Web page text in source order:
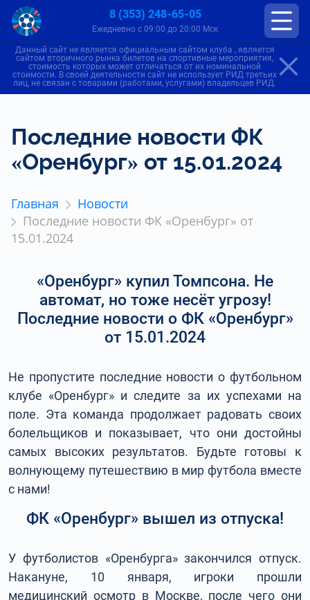
8 (353) 248-65-05
Ежедневно с 09:00 до 20:00 Мск
Данный сайт не является официальным сайтом клуба , является
сайтом вторичного рынка билетов на спортивные мероприятия,
стоимость которых может отличаться от их номинальной
стоимости. В своей деятельности сайт не использует РИД третьих
лиц, не связан с товарами (работами, услугами) владельцев РИД.
Последние новости ФК
«Оренбург» от 15.01.2024
Главная
Новости
Последние новости ФК «Оренбург» от
15.01.2024
«Оренбург» купил Томпсона. Не
автомат, но тоже несёт угрозу!
Последние новости о ФК «Оренбург»
от 15.01.2024
Не пропустите последние новости о футбольном
клубе «Оренбург» и следите за их успехами на
поле. Эта команда продолжает радовать своих
болельщиков и показывает, что они достойны
самых высоких результатов. Будьте готовы к
волнующему путешествию в мир футбола вместе
с нами!
ФК «Оренбург» вышел из отпуска!
У футболистов «Оренбурга» закончился отпуск.
Накануне, 10 января, игроки прошли
медицинский осмотр в Москве, после чего они